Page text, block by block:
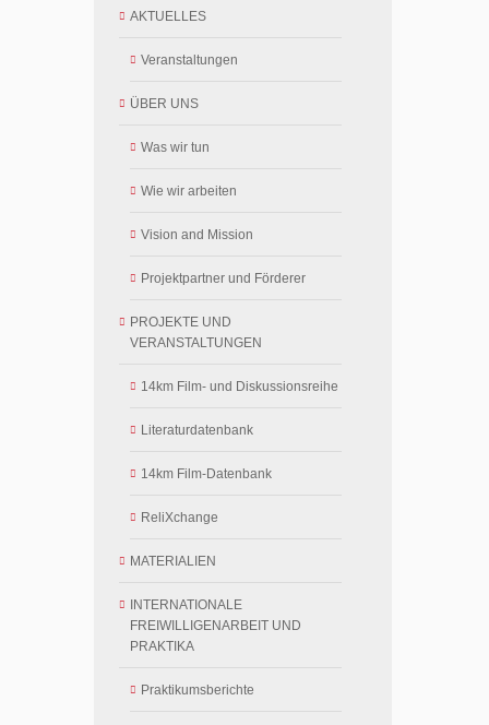
AKTUELLES
Veranstaltungen
ÜBER UNS
Was wir tun
Wie wir arbeiten
Vision and Mission
Projektpartner und Förderer
PROJEKTE UND
VERANSTALTUNGEN
14km Film- und Diskussionsreihe
Literaturdatenbank
14km Film-Datenbank
ReliXchange
MATERIALIEN
INTERNATIONALE
FREIWILLIGENARBEIT UND
PRAKTIKA
Praktikumsberichte